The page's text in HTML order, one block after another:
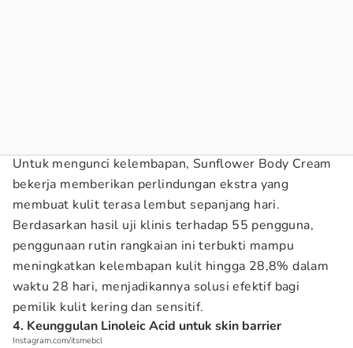
Untuk mengunci kelembapan, Sunflower Body Cream
bekerja memberikan perlindungan ekstra yang
membuat kulit terasa lembut sepanjang hari.
Berdasarkan hasil uji klinis terhadap 55 pengguna,
penggunaan rutin rangkaian ini terbukti mampu
meningkatkan kelembapan kulit hingga 28,8% dalam
waktu 28 hari, menjadikannya solusi efektif bagi
pemilik kulit kering dan sensitif.
4. Keunggulan Linoleic Acid untuk skin barrier
Instagram.com/itsmebcl